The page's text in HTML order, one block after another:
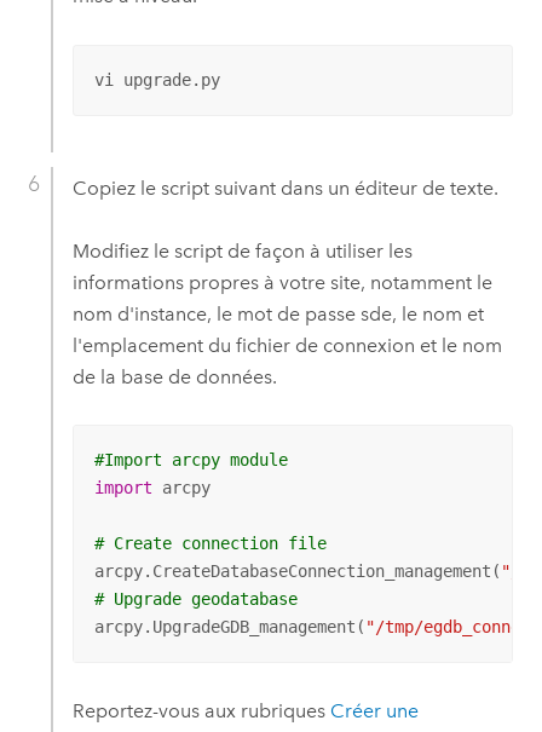
vi upgrade.py
Copiez le script suivant dans un éditeur de texte.
Modifiez le script de façon à utiliser les
informations propres à votre site, notamment le
nom d'instance, le mot de passe sde, le nom et
l'emplacement du fichier de connexion et le nom
de la base de données.
#Import arcpy module
import arcpy
# Create connection file
arcpy.CreateDatabaseConnection_management( "/
# Upgrade geodatabase
arcpy.UpgradeGDB_management( "/tmp/
Reportez-vous aux rubriques Créer une